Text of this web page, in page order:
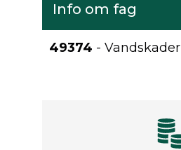
Info om fag
49374 - Vandskader